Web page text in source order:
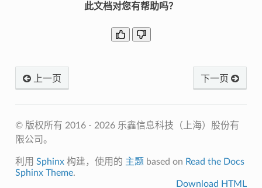
此文档对您有帮助吗？
上一页 下一页
© 版权所有 2016 - 2026 乐鑫信息科技（上海）股份有
限公司。
利用 Sphinx构建，使用的 主题 based on Read the Docs
Sphinx Theme.
Download HTML